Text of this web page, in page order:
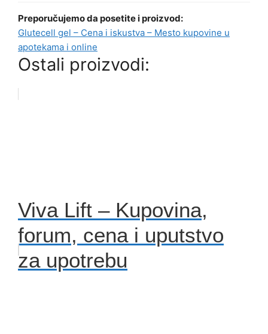
Preporučujemo da posetite i proizvod:
Glutecell gel – Cena i iskustva – Mesto kupovine u
apotekama i online
Ostali proizvodi:
Viva Lift – Kupovina,
forum, cena i uputstvo
za upotrebu